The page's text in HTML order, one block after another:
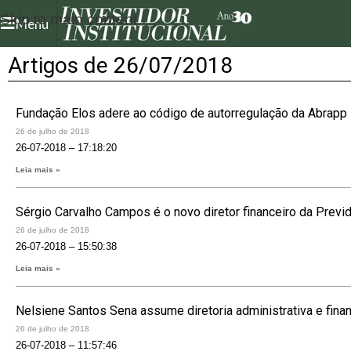
Skip to main content
Menu
Artigos de 26/07/2018
Fundação Elos adere ao código de autorregulação da Abrapp
26 de julho de 2018
26-07-2018 – 17:18:20
Leia mais »
Sérgio Carvalho Campos é o novo diretor financeiro da
26 de julho de 2018
26-07-2018 – 15:50:38
Leia mais »
Nelsiene Santos Sena assume diretoria administrativa e
26 de julho de 2018
26-07-2018 – 11:57:46